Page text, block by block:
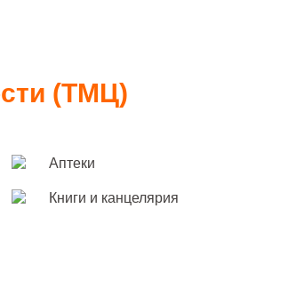
(ТМЦ)
Аптеки
Книги и канцелярия